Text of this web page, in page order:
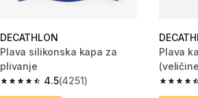
DECATHLON
Plava silikonska kapa za
plivanje
4.5
4.5 od 5 zvezdica from 4251 Recenzije
(4251)
Plava
4.7 od